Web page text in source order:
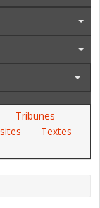
Tribunes
Textes